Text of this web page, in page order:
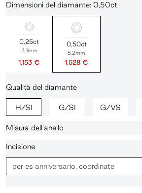
Dimensioni del diamante: 0,50ct
0,25ct
4,1mm
1.153 €
0,50ct
5,2mm
1.528 €
Qualità del diamante
H/SI G/SI G/VS
Misura dell'anello
Incisione